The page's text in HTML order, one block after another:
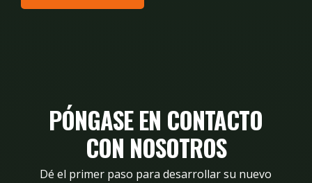
PÓNGASE EN CONTACTO
CON NOSOTROS
Dé el primer paso para desarrollar su nuevo